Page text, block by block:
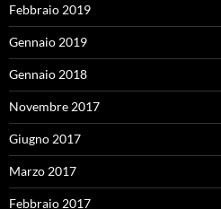
Febbraio 2019
Gennaio 2019
Gennaio 2018
Novembre 2017
Giugno 2017
Marzo 2017
Febbraio 2017